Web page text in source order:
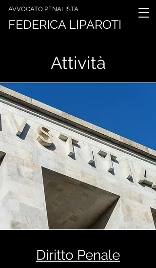
FEDERICA LIPAROTI
AVVOCATO PENALISTA
Attività
Diritto Penale